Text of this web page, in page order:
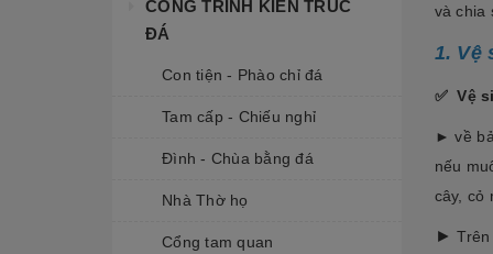
CÔNG TRÌNH KIẾN TRÚC
ĐÁ
Con tiện - Phào chỉ đá
Tam cấp - Chiếu nghỉ
Đình - Chùa bằng đá
Nhà Thờ họ
Cổng tam quan
và chia
1. Vệ
✅ Vệ
►về
nếu
cây, cỏ
►